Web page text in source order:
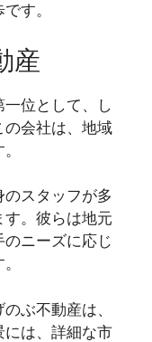
す。
産
位として、し
の会社は、地域
スタッフが多
。彼らは地元
ニーズに応じ
ぶ不動産は、
には、詳細な市